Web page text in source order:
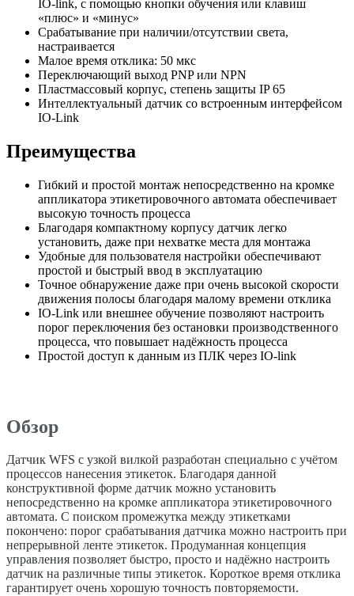
IO-link, с помощью кнопки обучения или клавиш
«плюс» и «минус»
Срабатывание при наличии/отсутствии света,
настраивается
Малое время отклика: 50 мкс
Переключающий выход PNP или NPN
Пластмассовый корпус, степень защиты IP 65
Интеллектуальный датчик со встроенным интерфейсом
IO-Link
Преимущества
Гибкий и простой монтаж непосредственно на кромке
аппликатора этикетировочного автомата обеспечивает
высокую точность процесса
Благодаря компактному корпусу датчик легко
установить, даже при нехватке места для монтажа
Удобные для пользователя настройки обеспечивают
простой и быстрый ввод в эксплуатацию
Точное обнаружение даже при очень высокой скорости
движения полосы благодаря малому времени отклика
IO-Link или внешнее обучение позволяют настроить
порог переключения без остановки производственного
процесса, что повышает надёжность процесса
Простой доступ к данным из ПЛК через IO-link
Обзор
Датчик WFS с узкой вилкой разработан специально с учётом
процессов нанесения этикеток. Благодаря данной
конструктивной форме датчик можно установить
непосредственно на кромке аппликатора этикетировочного
автомата. С поиском промежутка между этикетками
покончено: порог срабатывания датчика можно настроить при
непрерывной ленте этикеток. Продуманная концепция
управления позволяет быстро, просто и надёжно настроить
датчик на различные типы этикеток. Короткое время отклика
гарантирует очень хорошую точность повторяемости.